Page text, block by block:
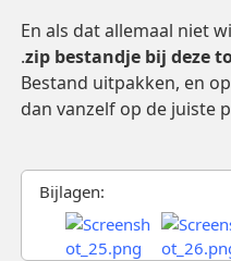
En als dat allemaal niet
.zip bestandje bij deze
Bestand uitpakken, en
dan vanzelf op de juiste
Bijlagen: